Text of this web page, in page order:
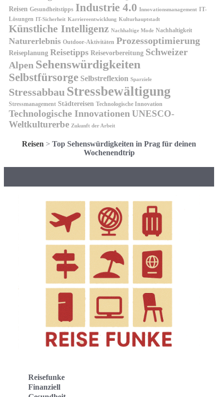
Reisen Gesundheitstipps Industrie 4.0 Innovationsmanagement IT-
Lösungen IT-Sicherheit Karriereentwicklung Kulturhauptstadt
Künstliche Intelligenz Nachhaltige Mode Nachhaltigkeit
Naturerlebnis Outdoor-Aktivitäten Prozessoptimierung
Reiseplanung Reisetipps Reisevorbereitung Schweizer
Alpen Sehenswürdigkeiten
Selbstfürsorge Selbstreflexion Sparziele
Stressabbau Stressbewältigung
Stressmanagement Städtereisen Technologische Innovation
Technologische Innovationen UNESCO-
Weltkulturerbe Zukunft der Arbeit
Reisen > Top Sehenswürdigkeiten in Prag für deinen
Wochenendtrip
Reisefunke
Finanziell